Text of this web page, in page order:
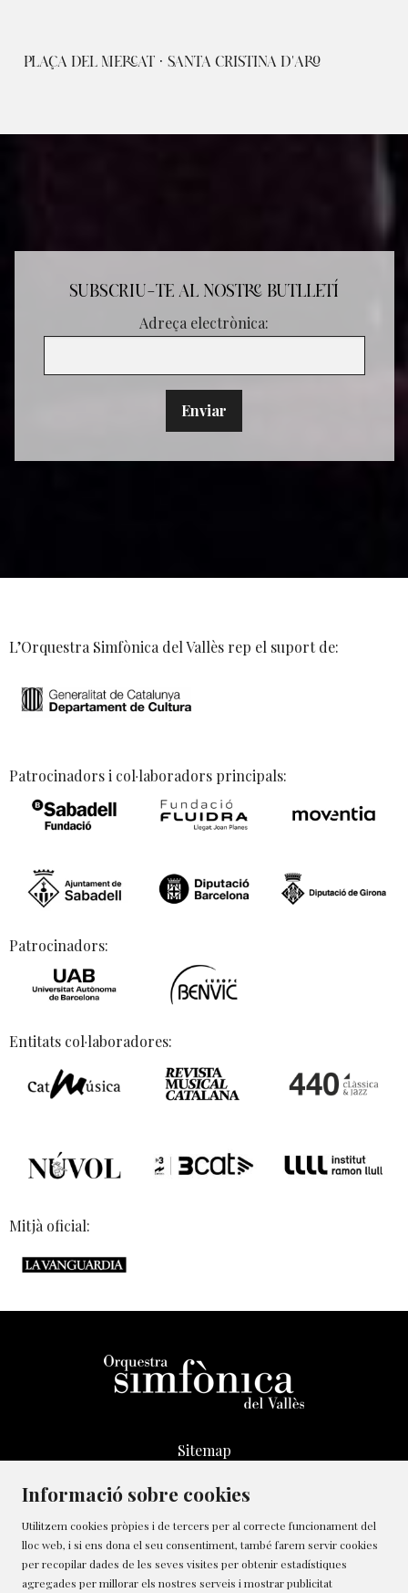
PLAÇA DEL MERCAT · SANTA CRISTINA D'ARO
SUBSCRIU-TE AL NOSTRE BUTLLETÍ
Adreça electrònica:
L’Orquestra Simfònica del Vallès rep el suport de:
Patrocinadors i col·laboradors principals:
Patrocinadors:
Entitats col·laboradores:
Mitjà oficial:
Sitemap
Transparència
Canal de denúncies
Política de Cookies
Contacte
Informació sobre cookies
Utilitzem cookies pròpies i de tercers per al correcte funcionament del
lloc web, i si ens dona el seu consentiment, també farem servir cookies
per recopilar dades de les seves visites per obtenir estadístiques
agregades per millorar els nostres serveis i mostrar publicitat